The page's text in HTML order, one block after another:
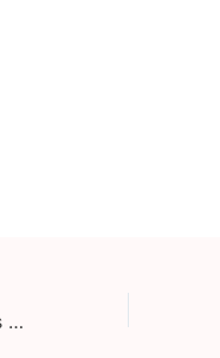
MAN Menschen Mannschaftsbus und ihre Geschichten